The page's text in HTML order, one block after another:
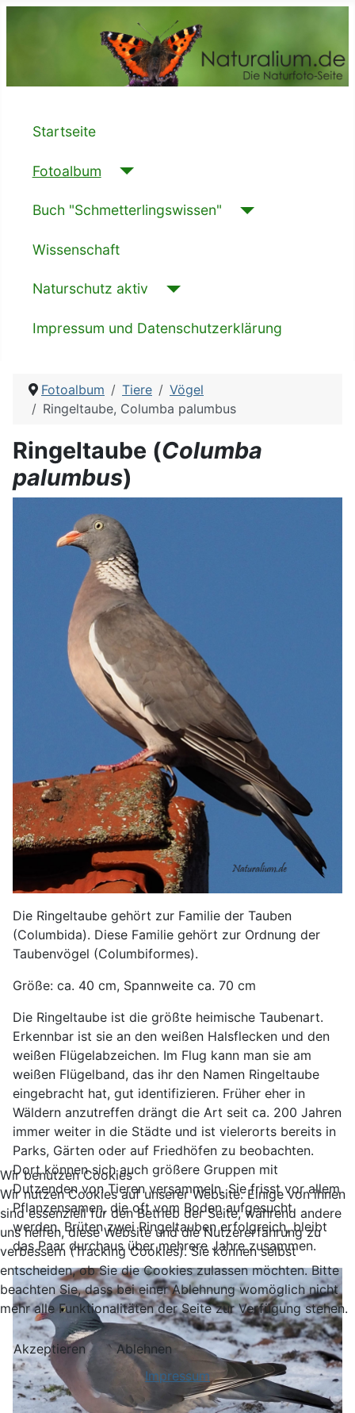
Startseite
Fotoalbum
Buch "Schmetterlingswissen"
Wissenschaft
Naturschutz aktiv
Impressum und Datenschutzerklärung
Fotoalbum Tiere
Vögel
Ringeltaube, Columba palumbus
Ringeltaube (Columba
palumbus)
Die Ringeltaube gehört zur Familie der Tauben
(Columbida). Diese Familie gehört zur Ordnung der
Taubenvögel (Columbiformes).
Größe: ca. 40 cm, Spannweite ca. 70 cm
Die Ringeltaube ist die größte heimische Taubenart.
Erkennbar ist sie an den weißen Halsflecken und den
weißen Flügelabzeichen. Im Flug kann man sie am
weißen Flügelband, das ihr den Namen Ringeltaube
eingebracht hat, gut identifizieren. Früher eher in
Wäldern anzutreffen drängt die Art seit ca. 200 Jahren
immer weiter in die Städte und ist vielerorts bereits in
Parks, Gärten oder auf Friedhöfen zu beobachten.
Dort können sich auch größere Gruppen mit
Dutzenden von Tieren versammeln. Sie frisst vor allem
Pflanzensamen, die oft vom Boden aufgesucht
werden. Brüten zwei Ringeltauben erfolgreich, bleibt
das Paar durchaus über mehrere Jahre zusammen.
Wir benutzen Cookies
Wir nutzen Cookies auf unserer Website. Einige von ihnen
sind essenziell für den Betrieb der Seite, während andere
uns helfen, diese Website und die Nutzererfahrung zu
verbessern (Tracking Cookies). Sie können selbst
entscheiden, ob Sie die Cookies zulassen möchten. Bitte
beachten Sie, dass bei einer Ablehnung womöglich nicht
mehr alle Funktionalitäten der Seite zur Verfügung stehen.
Akzeptieren
Ablehnen
Impressum